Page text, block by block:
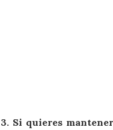
3. Si quieres